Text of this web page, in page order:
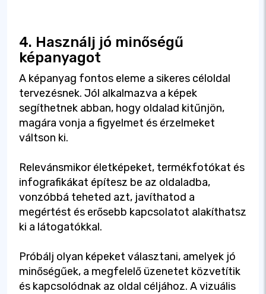
4. Használj jó minőségű
képanyagot
A képanyag fontos eleme a sikeres céloldal
tervezésnek. Jól alkalmazva a képek
segíthetnek abban, hogy oldalad kitűnjön,
magára vonja a figyelmet és érzelmeket
váltson ki.
Relevánsmikor életképeket, termékfotókat és
infografikákat építesz be az oldaladba,
vonzóbbá teheted azt, javíthatod a
megértést és erősebb kapcsolatot alakíthatsz
ki a látogatókkal.
Próbálj olyan képeket választani, amelyek jó
minőségűek, a megfelelő üzenetet közvetítik
és kapcsolódnak az oldal céljához. A vizuális